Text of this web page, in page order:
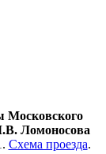
Московского
Ломоносова
Схема проезда.